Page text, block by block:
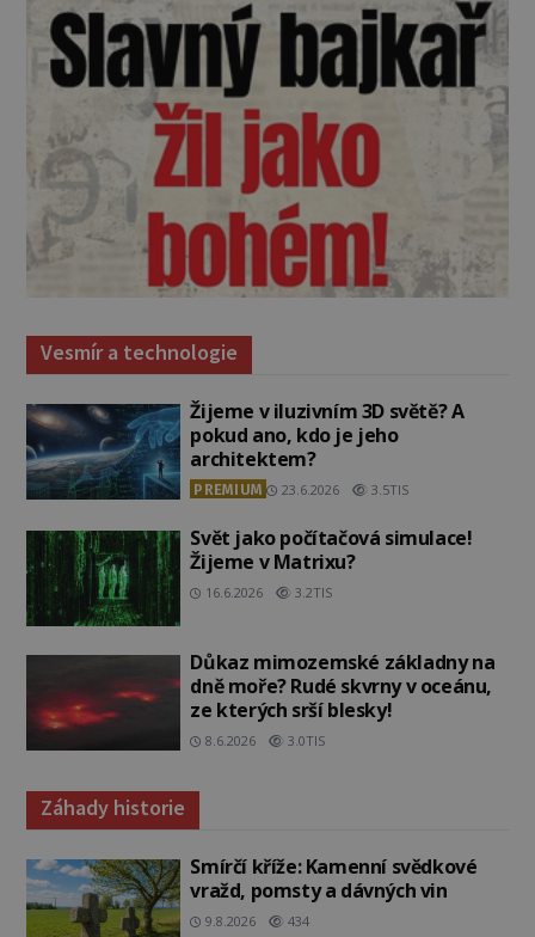
Vesmír a technologie
Žijeme v iluzivním 3D světě? A
pokud ano, kdo je jeho
architektem?
PREMIUM 23.6.2026 3.5TIS
Svět jako počítačová simulace!
Žijeme v Matrixu?
16.6.2026 3.2TIS
Důkaz mimozemské základny na
dně moře? Rudé skvrny v oceánu,
ze kterých srší blesky!
8.6.2026 3.0TIS
Záhady historie
Smírčí kříže: Kamenní svědkové
vražd, pomsty a dávných vin
9.8.2026 434